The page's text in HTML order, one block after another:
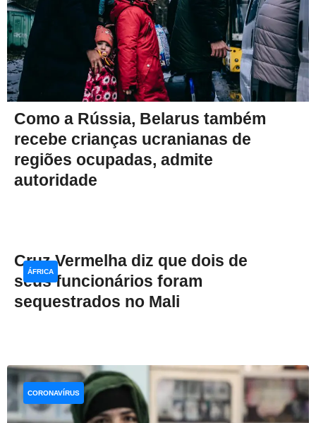
Como a Rússia, Belarus também
recebe crianças ucranianas de
regiões ocupadas, admite
autoridade
Cruz Vermelha diz que dois de
seus funcionários foram
sequestrados no Mali
ÁFRICA
CORONAVÍRUS